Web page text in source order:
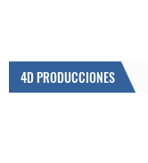
4D PRODUCCIONES